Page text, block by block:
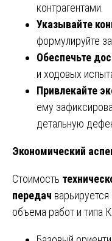
контрагентами.
Указывайте
формулируйте
Обеспечьте
и ходовых
Привлекайте
ему
детальную
Экономический
Стоимость
передач
объема работ и типа